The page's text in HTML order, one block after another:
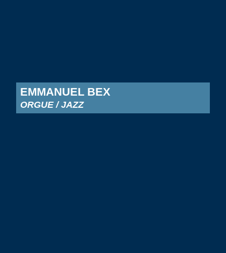
EMMANUEL BEX
ORGUE / JAZZ